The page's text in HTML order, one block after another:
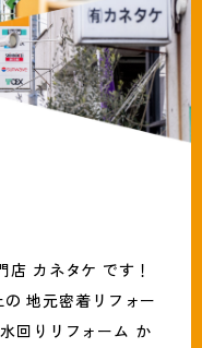
店 カネタケ です！
地元密着リフォー
回りリフォーム か